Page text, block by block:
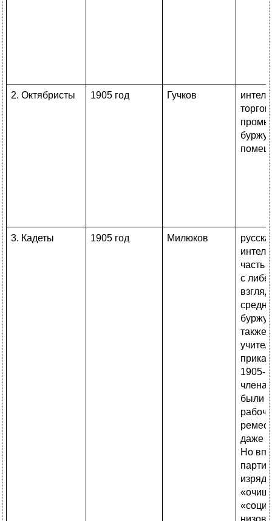
2. Октябристы 1905 год Гучков
3. Кадеты 1905 год Милюков
часть
с
также
1905-
были
даже
Но